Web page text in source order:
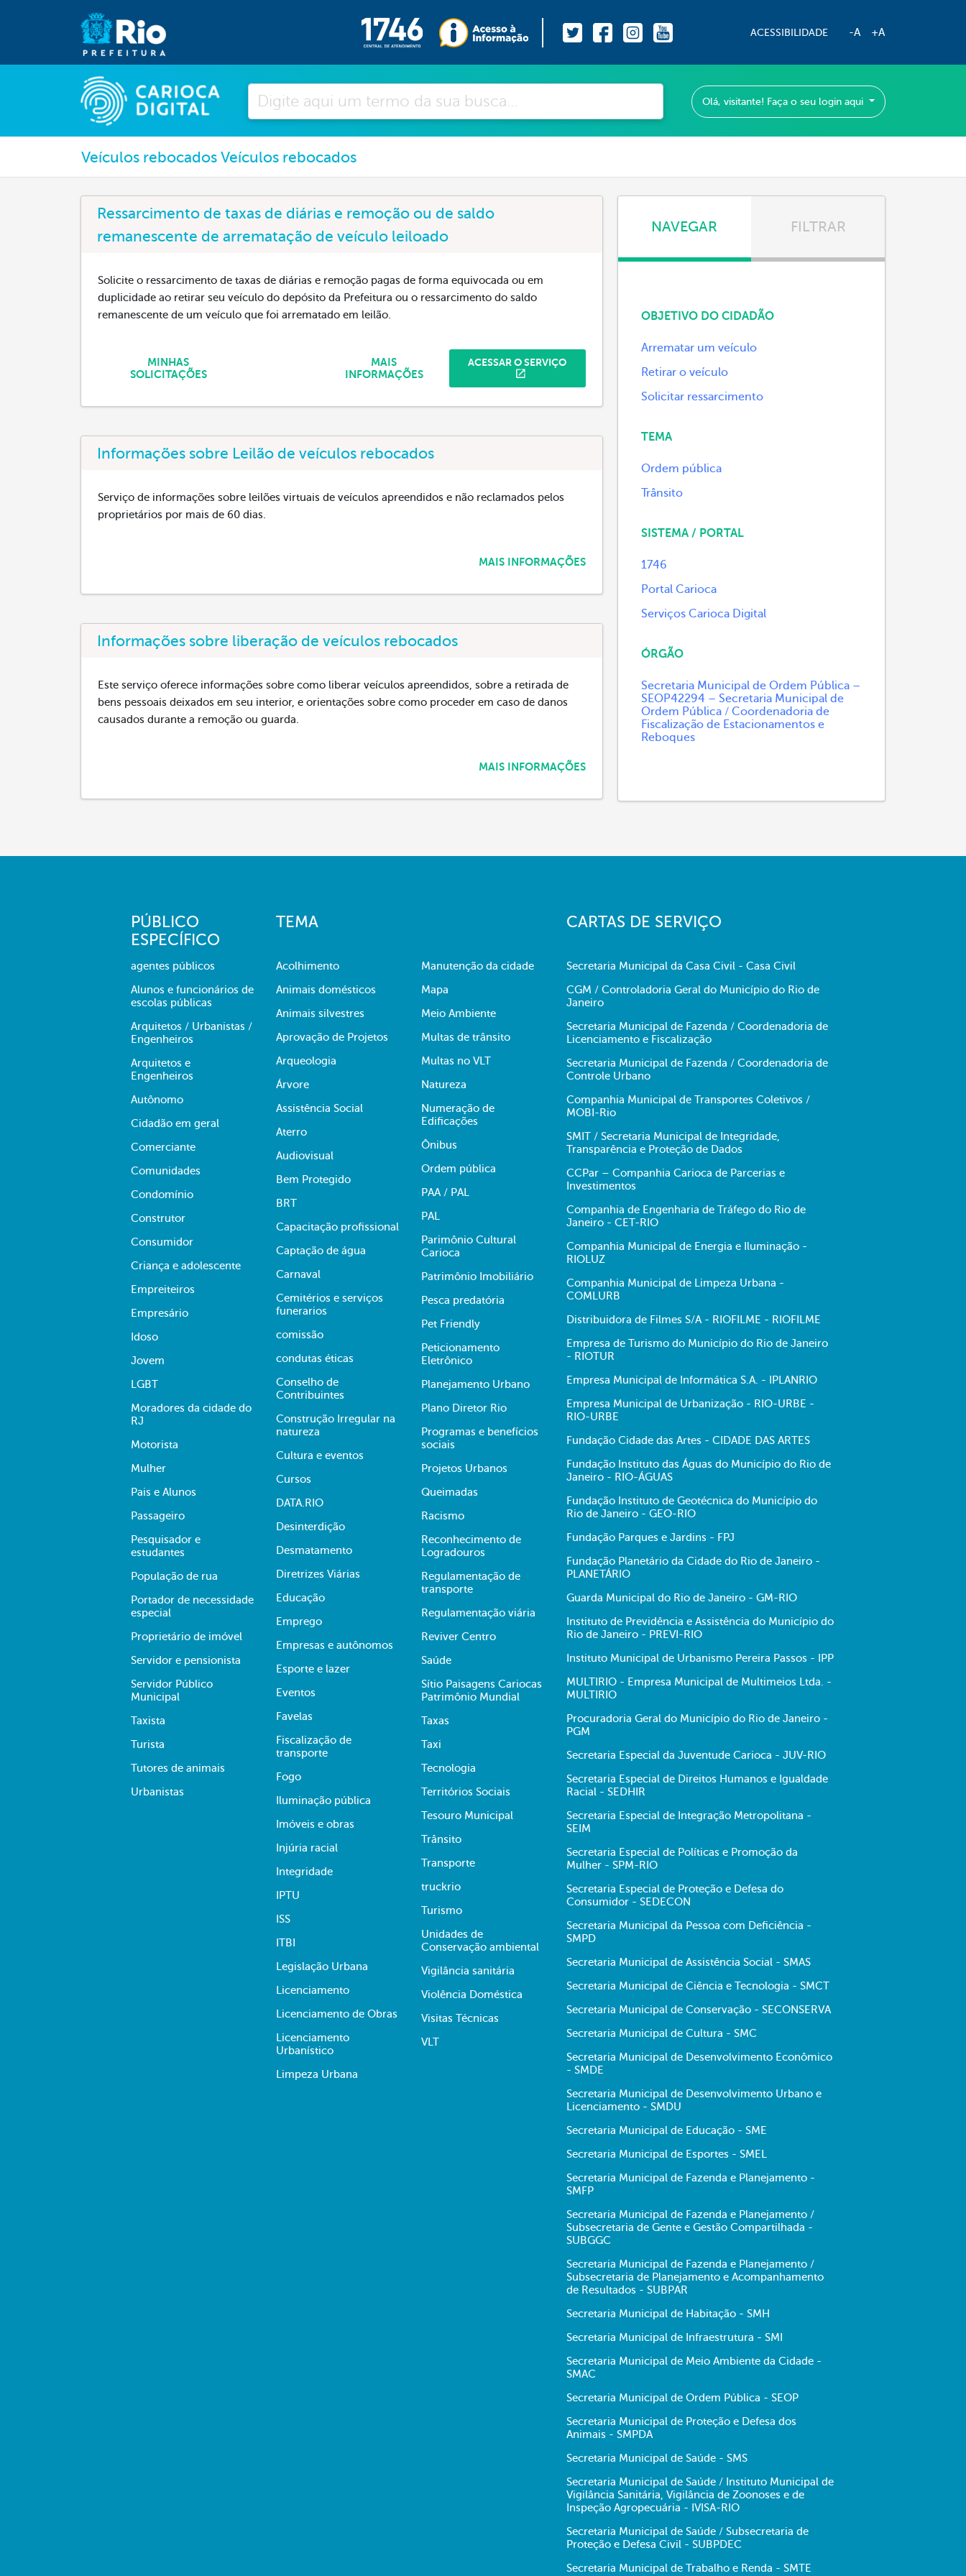
ACESSIBILIDADE -A +A
Pesquisar
Olá, visitante! Faça o seu login aqui
Veículos rebocados Veículos rebocados
Ressarcimento de taxas de diárias e remoção ou de saldo
remanescente de arrematação de veículo leiloado
Solicite o ressarcimento de taxas de diárias e remoção pagas de forma equivocada ou em
duplicidade ao retirar seu veículo do depósito da Prefeitura ou o ressarcimento do saldo
remanescente de um veículo que foi arrematado em leilão.
ACESSAR O SERVIÇO
MAIS
INFORMAÇÕES
MINHAS
SOLICITAÇÕES
Informações sobre Leilão de veículos rebocados
Serviço de informações sobre leilões virtuais de veículos apreendidos e não reclamados pelos
proprietários por mais de 60 dias.
MAIS INFORMAÇÕES
Informações sobre liberação de veículos rebocados
Este serviço oferece informações sobre como liberar veículos apreendidos, sobre a retirada de
bens pessoais deixados em seu interior, e orientações sobre como proceder em caso de danos
causados durante a remoção ou guarda.
MAIS INFORMAÇÕES
NAVEGAR FILTRAR
OBJETIVO DO CIDADÃO
Arrematar um veículo
Retirar o veículo
Solicitar ressarcimento
TEMA
Ordem pública
Trânsito
SISTEMA / PORTAL
1746
Portal Carioca
Serviços Carioca Digital
ÓRGÃO
Secretaria Municipal de Ordem Pública –
SEOP42294 – Secretaria Municipal de
Ordem Pública / Coordenadoria de
Fiscalização de Estacionamentos e
Reboques
PÚBLICO
ESPECÍFICO
agentes públicos
Alunos e funcionários de
escolas públicas
Arquitetos / Urbanistas /
Engenheiros
Arquitetos e
Engenheiros
Autônomo
Cidadão em geral
Comerciante
Comunidades
Condomínio
Construtor
Consumidor
Criança e adolescente
Empreiteiros
Empresário
Idoso
Jovem
LGBT
Moradores da cidade do
RJ
Motorista
Mulher
Pais e Alunos
Passageiro
Pesquisador e
estudantes
População de rua
Portador de necessidade
especial
Proprietário de imóvel
Servidor e pensionista
Servidor Público
Municipal
Taxista
Turista
Tutores de animais
Urbanistas
TEMA
Acolhimento
Animais domésticos
Animais silvestres
Aprovação de Projetos
Arqueologia
Árvore
Assistência Social
Aterro
Audiovisual
Bem Protegido
BRT
Capacitação profissional
Captação de água
Carnaval
Cemitérios e serviços
funerarios
comissão
condutas éticas
Conselho de
Contribuintes
Construção Irregular na
natureza
Cultura e eventos
Cursos
DATA.RIO
Desinterdição
Desmatamento
Diretrizes Viárias
Educação
Emprego
Empresas e autônomos
Esporte e lazer
Eventos
Favelas
Fiscalização de
transporte
Fogo
Iluminação pública
Imóveis e obras
Injúria racial
Integridade
IPTU
ISS
ITBI
Legislação Urbana
Licenciamento
Licenciamento de Obras
Licenciamento
Urbanístico
Limpeza Urbana
Manutenção da cidade
Mapa
Meio Ambiente
Multas de trânsito
Multas no VLT
Natureza
Numeração de
Edificações
Ônibus
Ordem pública
PAA / PAL
PAL
Parimônio Cultural
Carioca
Patrimônio Imobiliário
Pesca predatória
Pet Friendly
Peticionamento
Eletrônico
Planejamento Urbano
Plano Diretor Rio
Programas e benefícios
sociais
Projetos Urbanos
Queimadas
Racismo
Reconhecimento de
Logradouros
Regulamentação de
transporte
Regulamentação viária
Reviver Centro
Saúde
Sítio Paisagens Cariocas
Patrimônio Mundial
Taxas
Taxi
Tecnologia
Territórios Sociais
Tesouro Municipal
Trânsito
Transporte
truckrio
Turismo
Unidades de
Conservação ambiental
Vigilância sanitária
Violência Doméstica
Visitas Técnicas
VLT
CARTAS DE SERVIÇO
Secretaria Municipal da Casa Civil - Casa Civil
CGM / Controladoria Geral do Município do Rio de
Janeiro
Secretaria Municipal de Fazenda / Coordenadoria de
Licenciamento e Fiscalização
Secretaria Municipal de Fazenda / Coordenadoria de
Controle Urbano
Companhia Municipal de Transportes Coletivos /
MOBI-Rio
SMIT / Secretaria Municipal de Integridade,
Transparência e Proteção de Dados
CCPar – Companhia Carioca de Parcerias e
Investimentos
Companhia de Engenharia de Tráfego do Rio de
Janeiro - CET-RIO
Companhia Municipal de Energia e Iluminação -
RIOLUZ
Companhia Municipal de Limpeza Urbana -
COMLURB
Distribuidora de Filmes S/A - RIOFILME - RIOFILME
Empresa de Turismo do Município do Rio de Janeiro
- RIOTUR
Empresa Municipal de Informática S.A. - IPLANRIO
Empresa Municipal de Urbanização - RIO-URBE -
RIO-URBE
Fundação Cidade das Artes - CIDADE DAS ARTES
Fundação Instituto das Águas do Município do Rio de
Janeiro - RIO-ÁGUAS
Fundação Instituto de Geotécnica do Município do
Rio de Janeiro - GEO-RIO
Fundação Parques e Jardins - FPJ
Fundação Planetário da Cidade do Rio de Janeiro -
PLANETÁRIO
Guarda Municipal do Rio de Janeiro - GM-RIO
Instituto de Previdência e Assistência do Município do
Rio de Janeiro - PREVI-RIO
Instituto Municipal de Urbanismo Pereira Passos - IPP
MULTIRIO - Empresa Municipal de Multimeios Ltda. -
MULTIRIO
Procuradoria Geral do Município do Rio de Janeiro -
PGM
Secretaria Especial da Juventude Carioca - JUV-RIO
Secretaria Especial de Direitos Humanos e Igualdade
Racial - SEDHIR
Secretaria Especial de Integração Metropolitana -
SEIM
Secretaria Especial de Políticas e Promoção da
Mulher - SPM-RIO
Secretaria Especial de Proteção e Defesa do
Consumidor - SEDECON
Secretaria Municipal da Pessoa com Deficiência -
SMPD
Secretaria Municipal de Assistência Social - SMAS
Secretaria Municipal de Ciência e Tecnologia - SMCT
Secretaria Municipal de Conservação - SECONSERVA
Secretaria Municipal de Cultura - SMC
Secretaria Municipal de Desenvolvimento Econômico
- SMDE
Secretaria Municipal de Desenvolvimento Urbano e
Licenciamento - SMDU
Secretaria Municipal de Educação - SME
Secretaria Municipal de Esportes - SMEL
Secretaria Municipal de Fazenda e Planejamento -
SMFP
Secretaria Municipal de Fazenda e Planejamento /
Subsecretaria de Gente e Gestão Compartilhada -
SUBGGC
Secretaria Municipal de Fazenda e Planejamento /
Subsecretaria de Planejamento e Acompanhamento
de Resultados - SUBPAR
Secretaria Municipal de Habitação - SMH
Secretaria Municipal de Infraestrutura - SMI
Secretaria Municipal de Meio Ambiente da Cidade -
SMAC
Secretaria Municipal de Ordem Pública - SEOP
Secretaria Municipal de Proteção e Defesa dos
Animais - SMPDA
Secretaria Municipal de Saúde - SMS
Secretaria Municipal de Saúde / Instituto Municipal de
Vigilância Sanitária, Vigilância de Zoonoses e de
Inspeção Agropecuária - IVISA-RIO
Secretaria Municipal de Saúde / Subsecretaria de
Proteção e Defesa Civil - SUBPDEC
Secretaria Municipal de Trabalho e Renda - SMTE